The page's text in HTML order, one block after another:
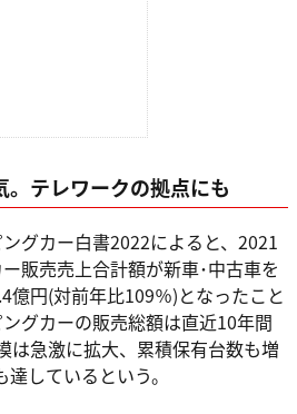
。テレワークの拠点にも
グカー白書2022によると、2021
販売売上合計額が新車･中古車を
億円(対前年比109％)となったこと
グカーの販売総額は直近10年間
は急激に拡大、累積保有台数も増
しているという。